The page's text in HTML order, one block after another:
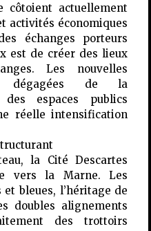
côtoient actuellement
activités économiques
échanges porteurs
est de créer des lieux
Les nouvelles
dégagées de la
des espaces publics
réelle intensification
la Cité Descartes
vers la Marne. Les
bleues, l’héritage de
doubles alignements
des trottoirs